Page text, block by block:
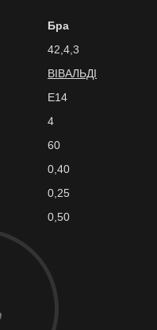
Бра
42,4,3
ВІВАЛЬДІ
E14
4
60
0,40
0,25
0,50